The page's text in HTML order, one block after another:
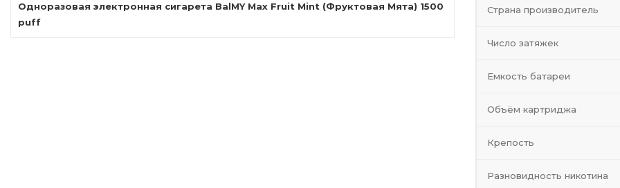
Одноразовая электронная сигарета BalMY Max Fruit Mint (Фруктовая Мята) 1500
puff
Страна производитель
Число затяжек
Емкость батареи
Объём картриджа
Крепость
Разновидность никотина